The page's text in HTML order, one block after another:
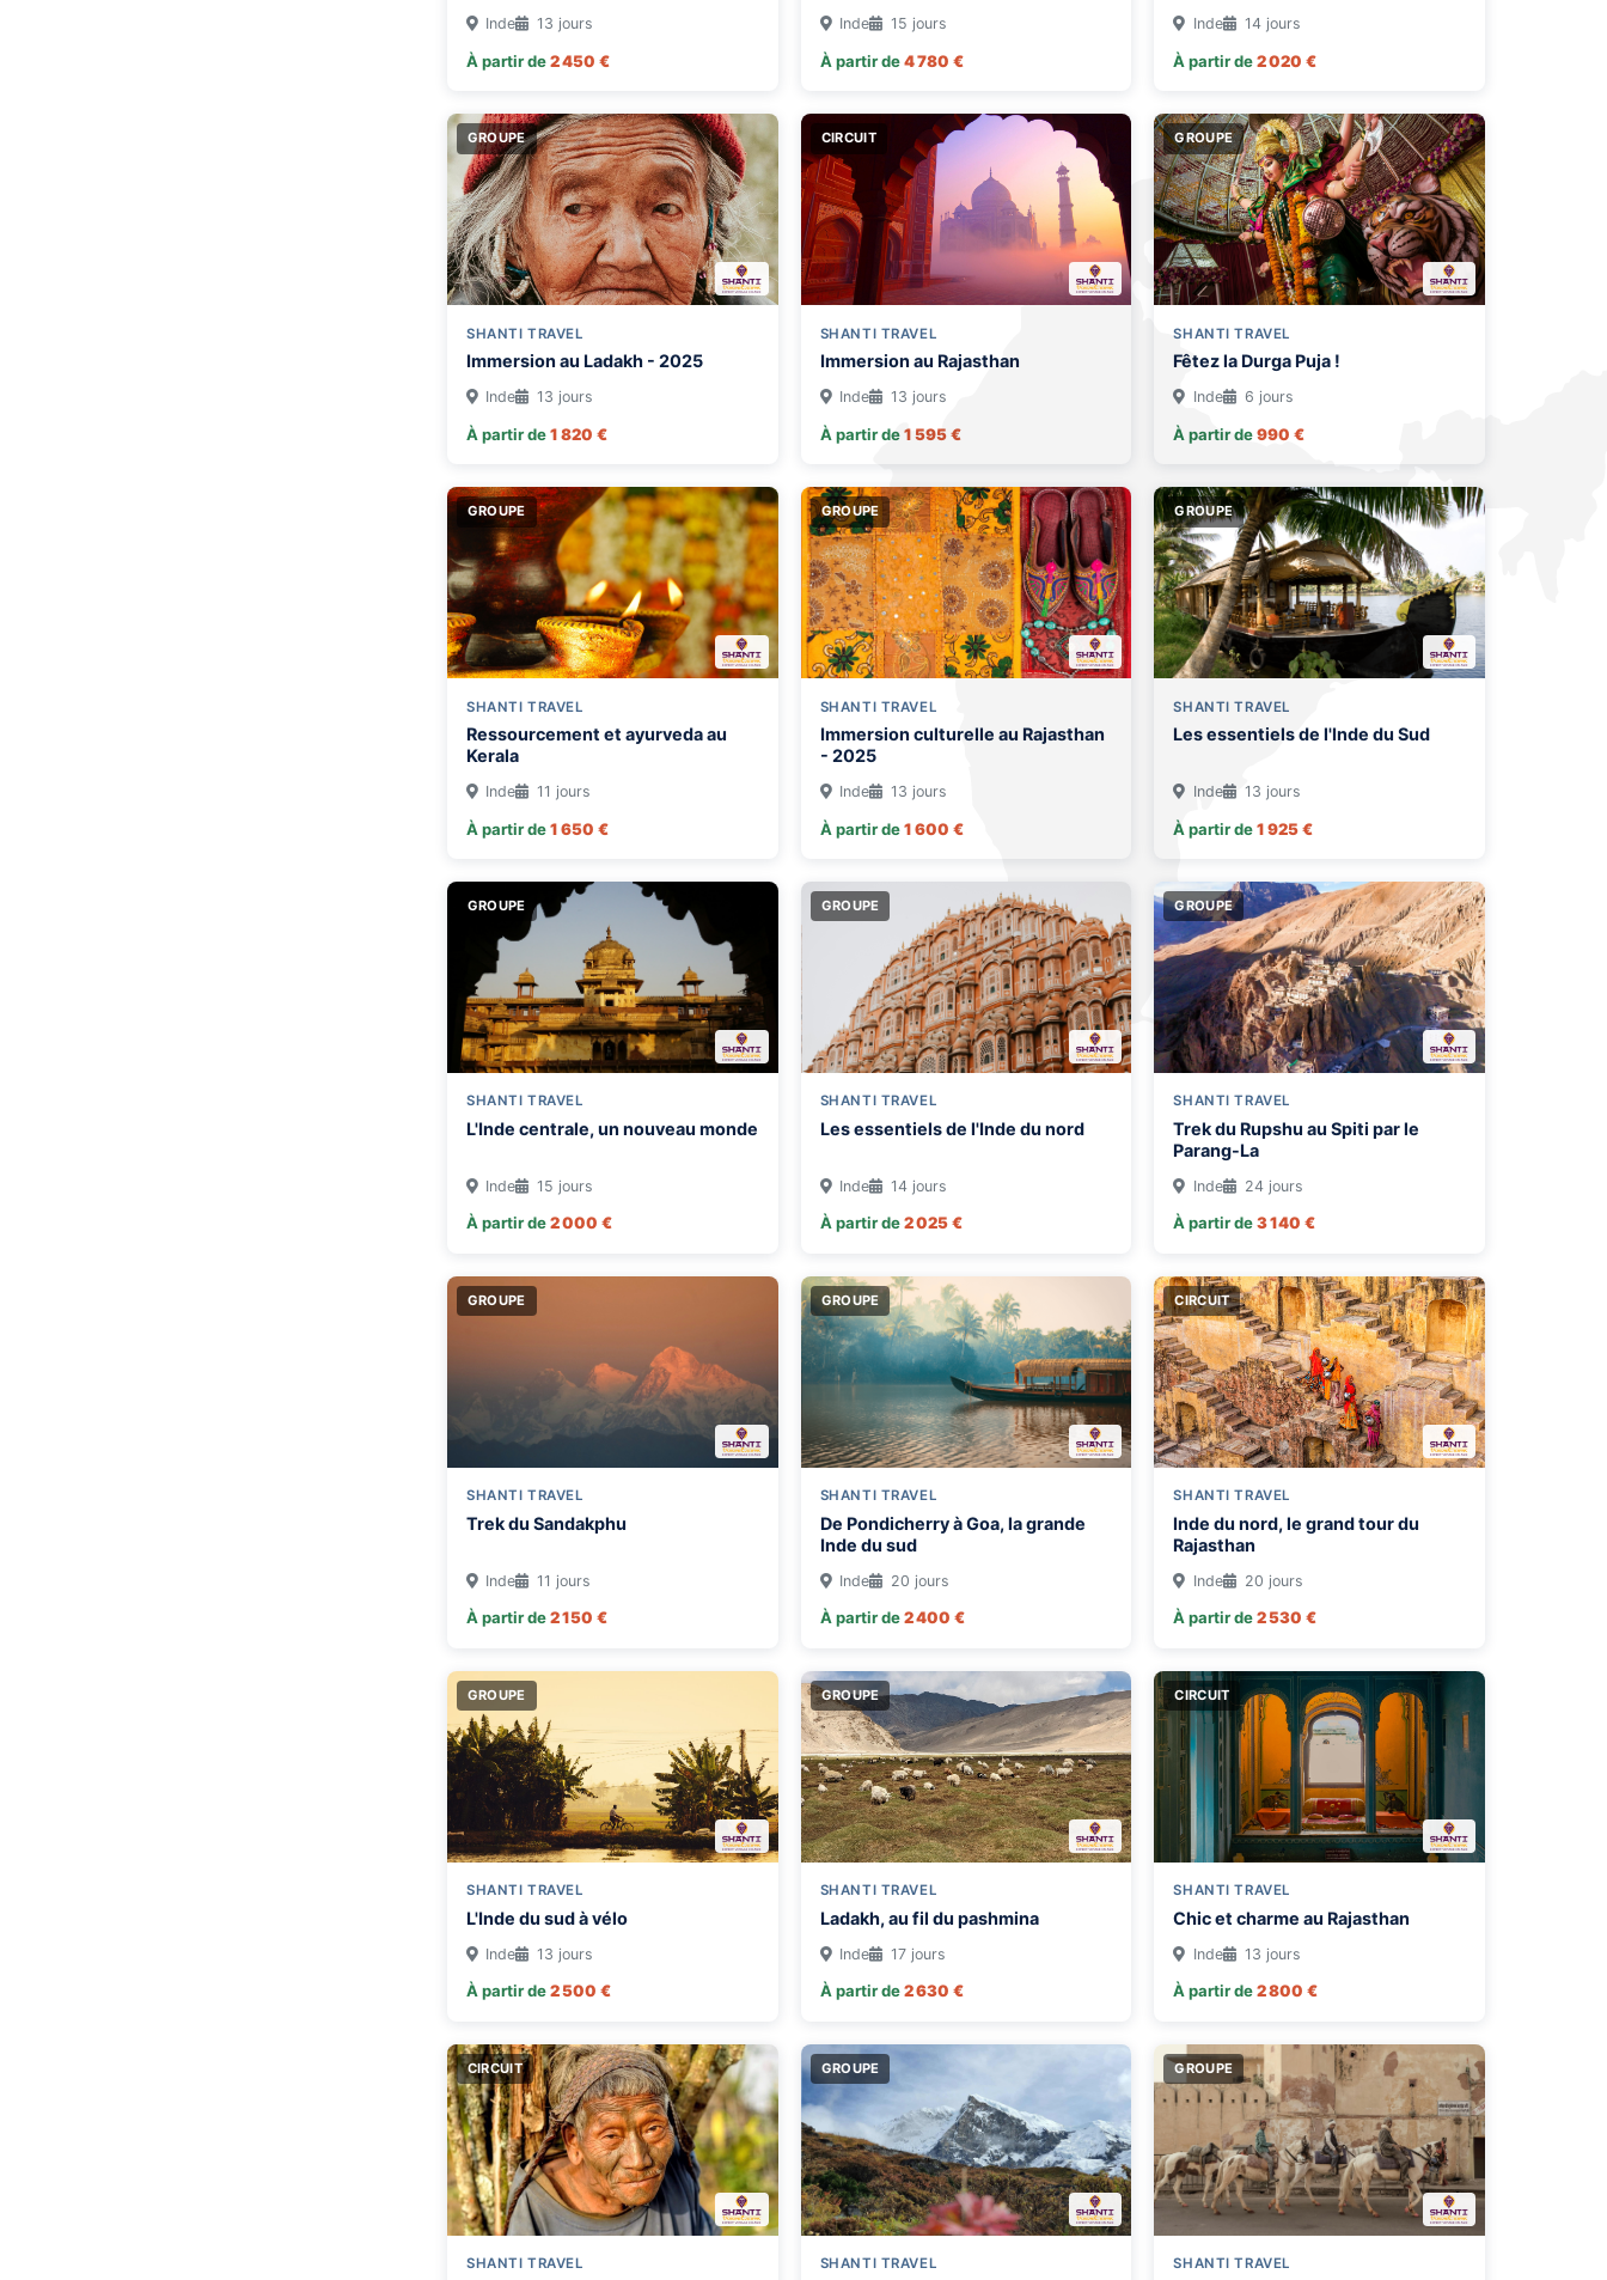
Inde 13 jours
À partir de2 450 €
Inde 15 jours
À partir de4 780 €
Inde 14 jours
À partir de2 020 €
GROUPE
SHANTI TRAVEL
Immersion au Ladakh - 2025
Inde 13 jours
À partir de1 820 €
CIRCUIT
SHANTI TRAVEL
Immersion au Rajasthan
Inde 13 jours
À partir de1 595 €
GROUPE
SHANTI TRAVEL
Fêtez la Durga Puja !
Inde 6 jours
À partir de990 €
GROUPE
SHANTI TRAVEL
Ressourcement et ayurveda au
Kerala
Inde 11 jours
À partir de1 650 €
GROUPE
SHANTI TRAVEL
Immersion culturelle au Rajasthan
- 2025
Inde 13 jours
À partir de1 600 €
GROUPE
SHANTI TRAVEL
Les essentiels de l'Inde du Sud
Inde 13 jours
À partir de1 925 €
GROUPE
SHANTI TRAVEL
L'Inde centrale, un nouveau monde
Inde 15 jours
À partir de2 000 €
GROUPE
SHANTI TRAVEL
Les essentiels de l'Inde du nord
Inde 14 jours
À partir de2 025 €
GROUPE
SHANTI TRAVEL
Trek du Rupshu au Spiti par le
Parang-La
Inde 24 jours
À partir de3 140 €
GROUPE
SHANTI TRAVEL
Trek du Sandakphu
Inde 11 jours
À partir de2 150 €
GROUPE
SHANTI TRAVEL
De Pondicherry à Goa, la grande
Inde du sud
Inde 20 jours
À partir de2 400 €
CIRCUIT
SHANTI TRAVEL
Inde du nord, le grand tour du
Rajasthan
Inde 20 jours
À partir de2 530 €
GROUPE
SHANTI TRAVEL
L'Inde du sud à vélo
Inde 13 jours
À partir de2 500 €
GROUPE
SHANTI TRAVEL
Ladakh, au fil du pashmina
Inde 17 jours
À partir de2 630 €
CIRCUIT
SHANTI TRAVEL
Chic et charme au Rajasthan
Inde 13 jours
À partir de2 800 €
CIRCUIT
SHANTI TRAVEL
GROUPE
SHANTI TRAVEL
GROUPE
SHANTI TRAVEL